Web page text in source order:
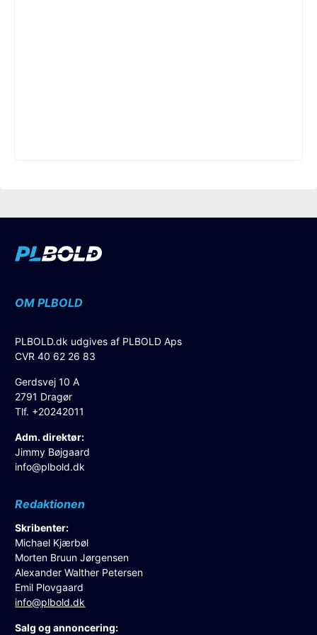
OM PLBOLD
PLBOLD.dk udgives af PLBOLD Aps
CVR 40 62 26 83
Gerdsvej 10 A
2791 Dragør
Tlf. +20242011
Adm. direktør:
Jimmy Bøjgaard
info@plbold.dk
Redaktionen
Skribenter:
Michael Kjærbøl
Morten Bruun Jørgensen
Alexander Walther Petersen
Emil Plovgaard
info@plbold.dk
Salg og annoncering: